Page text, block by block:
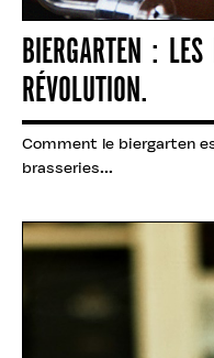
BIERGARTEN : LES
RÉVOLUTION.
Comment le biergarten
brasseries...